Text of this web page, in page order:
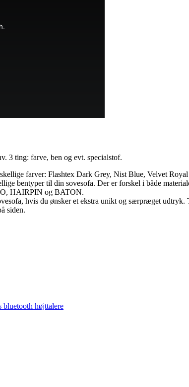
3 ting: farve, ben og evt. specialstof.
farver: Flashtex Dark Grey, Nist Blue, Velvet
bentyper til din sovesofa. Der er forskel i både
HAIRPIN og BATON.
hvis du ønsker et ekstra unikt og særpræget
siden.
bluetooth højttalere